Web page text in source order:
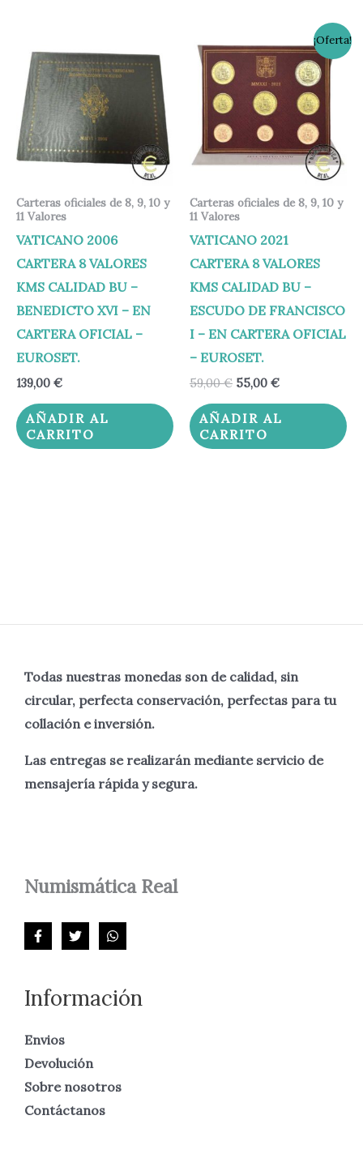
Carteras oficiales de 8, 9, 10 y
11 Valores
VATICANO 2006
CARTERA 8 VALORES
KMS CALIDAD BU –
BENEDICTO XVI – EN
CARTERA OFICIAL –
EUROSET.
139,00 €
AÑADIR AL
CARRITO
¡Oferta!
Carteras oficiales de 8, 9, 10 y
11 Valores
VATICANO 2021
CARTERA 8 VALORES
KMS CALIDAD BU –
ESCUDO DE FRANCISCO
I – EN CARTERA OFICIAL
– EUROSET.
59,00€
precio
original
era:
59,00 €.
55,00 €
precio
actual
55,00 €.
AÑADIR AL
CARRITO
Todas nuestras monedas son de calidad, sin
circular, perfecta conservación, perfectas para tu
collación e inversión.
Las entregas se realizarán mediante servicio de
mensajería rápida y segura.
NumismáticaReal
Información
Envios
Devolución
Sobre nosotros
Contáctanos